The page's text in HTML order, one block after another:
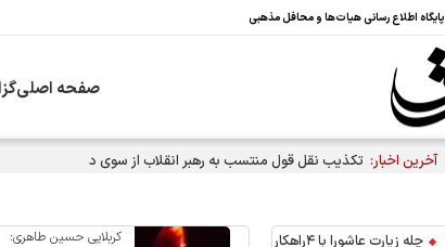
پایگاه اطلاع رسانی هیات‌ها و محافل مذهبی
صفحه اصلی
آخرین اخبار: تکذیب نقل قول منتسب به رهبر انقلاب از سوی دفتر معظم‌له
چله زیارت عاشورا با ۴راهکارِ
کربلایی حسین طاهری: